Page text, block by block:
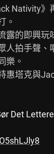
Nativity》
。
露的即興玩
人拍手聲、
樂。
惠塔克與
Det Lettere